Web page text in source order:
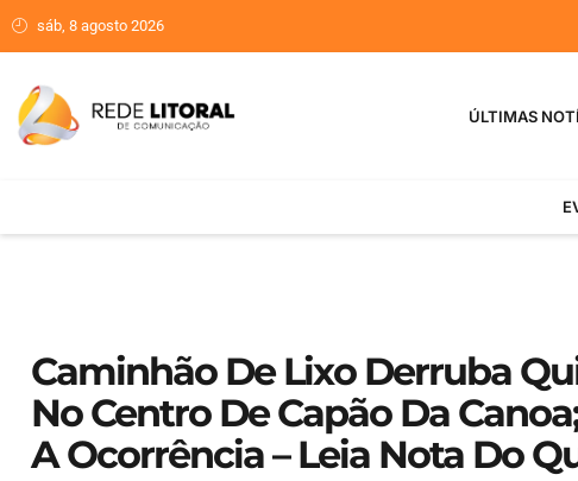
sáb, 8 agosto 2026
ÚLTIMAS
Caminhão De Lixo Derruba
No Centro De Capão Da
A Ocorrência – Leia Nota Do